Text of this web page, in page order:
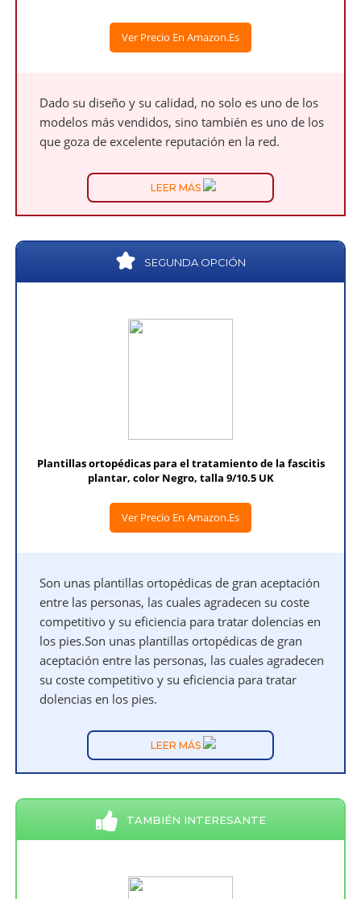
Ver Precio En Amazon.es
Dado su diseño y su calidad, no solo es uno de los
modelos más vendidos, sino también es uno de los
que goza de excelente reputación en la red.
LEER MÁS
SEGUNDA OPCIÓN
Plantillas ortopédicas para el tratamiento de la fascitis
plantar, color Negro, talla 9/10.5 UK
Ver Precio En Amazon.es
Son unas plantillas ortopédicas de gran aceptación
entre las personas, las cuales agradecen su coste
competitivo y su eficiencia para tratar dolencias en
los pies.Son unas plantillas ortopédicas de gran
aceptación entre las personas, las cuales agradecen
su coste competitivo y su eficiencia para tratar
dolencias en los pies.
LEER MÁS
TAMBIÉN INTERESANTE